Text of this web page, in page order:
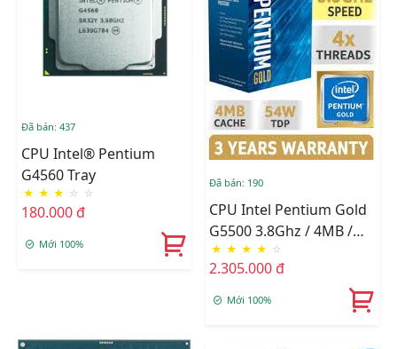
Đã bán: 437
CPU Intel® Pentium
G4560 Tray
★ ★ ★ ☆ ☆
180.000 đ
Mới 100%
Đã bán: 190
CPU Intel Pentium Gold
G5500 3.8Ghz / 4MB /
Socket 1151 (Coffee Lake
)
★ ★ ★ ★ ☆
2.305.000 đ
Mới 100%